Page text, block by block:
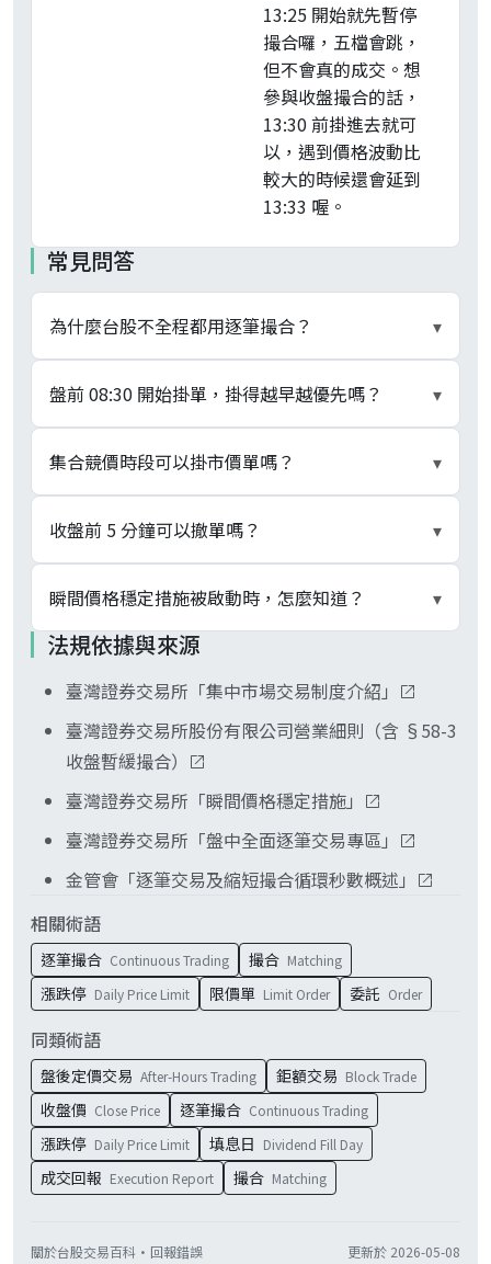
13:25 開始就先暫停
撮合囉，五檔會跳，
但不會真的成交。想
參與收盤撮合的話，
13:30 前掛進去就可
以，遇到價格波動比
較大的時候還會延到
13:33 喔。
常見問答
為什麼台股不全程都用逐筆撮合？ ▾
開盤要吸收隔夜累積的委託不平衡，收盤要產生公
允的結算基準，集合競價以單一價格滿足最大成交
量，比逐筆撮合更能避免單筆大單扭曲價格。盤中
盤前 08:30 開始掛單，掛得越早越優先嗎？ ▾
不會。集合競價以價格優先、時間優先決定撮合順
序，但只比較同一價位內的時間。開盤集合競價
時，所有 08:30–09:00 的委託一視同仁進入同一場
集合競價時段可以掛市價單嗎？ ▾
不行。開盤集合競價與瞬間價格穩定延緩期間僅接
受限價 ROD，市價單、IOC、FOK 都會被退單。盤
中（09:00–13:25）採逐筆撮合，才接受所有委託
收盤前 5 分鐘可以撤單嗎？ ▾
可以。13:25–13:30 暫停撮合期間仍開放新增、修
改與刪除委託，只是不會即時成交。13:25–13:30
期間完成的撤單會生效，13:30 開始撮合後才成交
的就無法取消，券商 App 在 13:30 後也會把刪單按
鈕灰掉。
瞬間價格穩定措施被啟動時，怎麼知道？ ▾
券商下單軟體與證交所即時行情會標示該檔股票進
入「延緩撮合」狀態，五檔仍接受新單但暫停成交
2 分鐘。延緩結束後以集合競價方式撮合恢復，再
轉回盤中逐筆撮合，2 分鐘倒數結束後行情會切回
正常逐筆，無需重新下單。
法規依據與來源
臺灣證券交易所「集中市場交易制度介紹」
臺灣證券交易所股份有限公司營業細則（含 §58-3
收盤暫緩撮合）
臺灣證券交易所「瞬間價格穩定措施」
臺灣證券交易所「盤中全面逐筆交易專區」
金管會「逐筆交易及縮短撮合循環秒數概述」
相關術語
逐筆撮合 Continuous Trading 撮合 Matching
漲跌停 Daily Price Limit 限價單 Limit Order 委託 Order
同類術語
盤後定價交易 After-Hours Trading 鉅額交易 Block Trade
收盤價 Close Price 逐筆撮合 Continuous Trading
漲跌停 Daily Price Limit 填息日 Dividend Fill Day
成交回報 Execution Report 撮合 Matching
關於台股交易百科 · 回報錯誤 更新於 2026-05-08